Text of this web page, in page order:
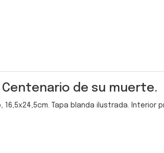
Centenario de su muerte.
Tapa blanda ilustrada. Interior